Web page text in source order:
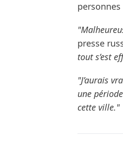
presse
tout s’est
"J’aurais
une
cette ville."